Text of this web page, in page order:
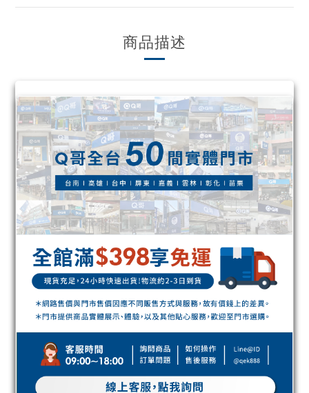
商品描述